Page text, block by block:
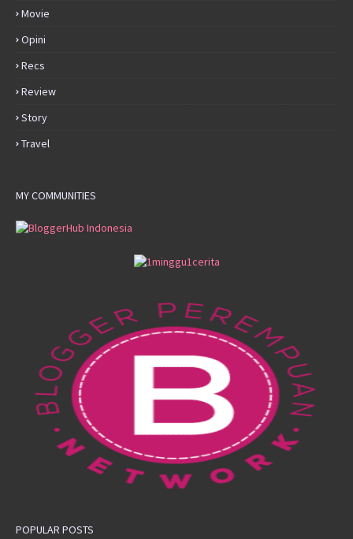
Movie
Opini
Recs
Review
Story
Travel
MY COMMUNITIES
POPULAR POSTS